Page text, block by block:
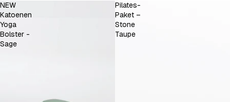
NEW
Katoenen
Yoga
Bolster -
Sage
Pilates-
Paket –
Stone
Taupe